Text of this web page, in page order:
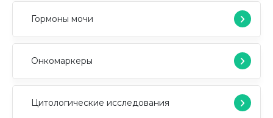
Гормоны мочи
Онкомаркеры
Цитологические исследования